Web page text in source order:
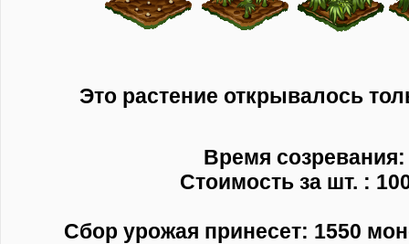
Это растение открывалось
Время
Стоимость за шт. :
Сбор урожая принесет: 1550